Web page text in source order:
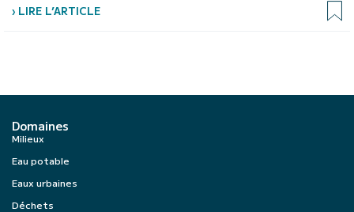
› LIRE L’ARTICLE
Domaines
Milieux
Eau potable
Eaux urbaines
Déchets